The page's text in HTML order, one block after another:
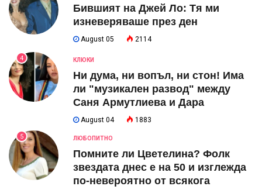
Бившият на Джей Ло: Тя ми
изневеряваше през ден
August 05 2114
4 КЛЮКИ
Ни дума, ни вопъл, ни стон! Има
ли "музикален развод" между
Саня Армутлиева и Дара
August 04 1883
5 ЛЮБОПИТНО
Помните ли Цветелина? Фолк
звездата днес е на 50 и изглежда
по-невероятно от всякога